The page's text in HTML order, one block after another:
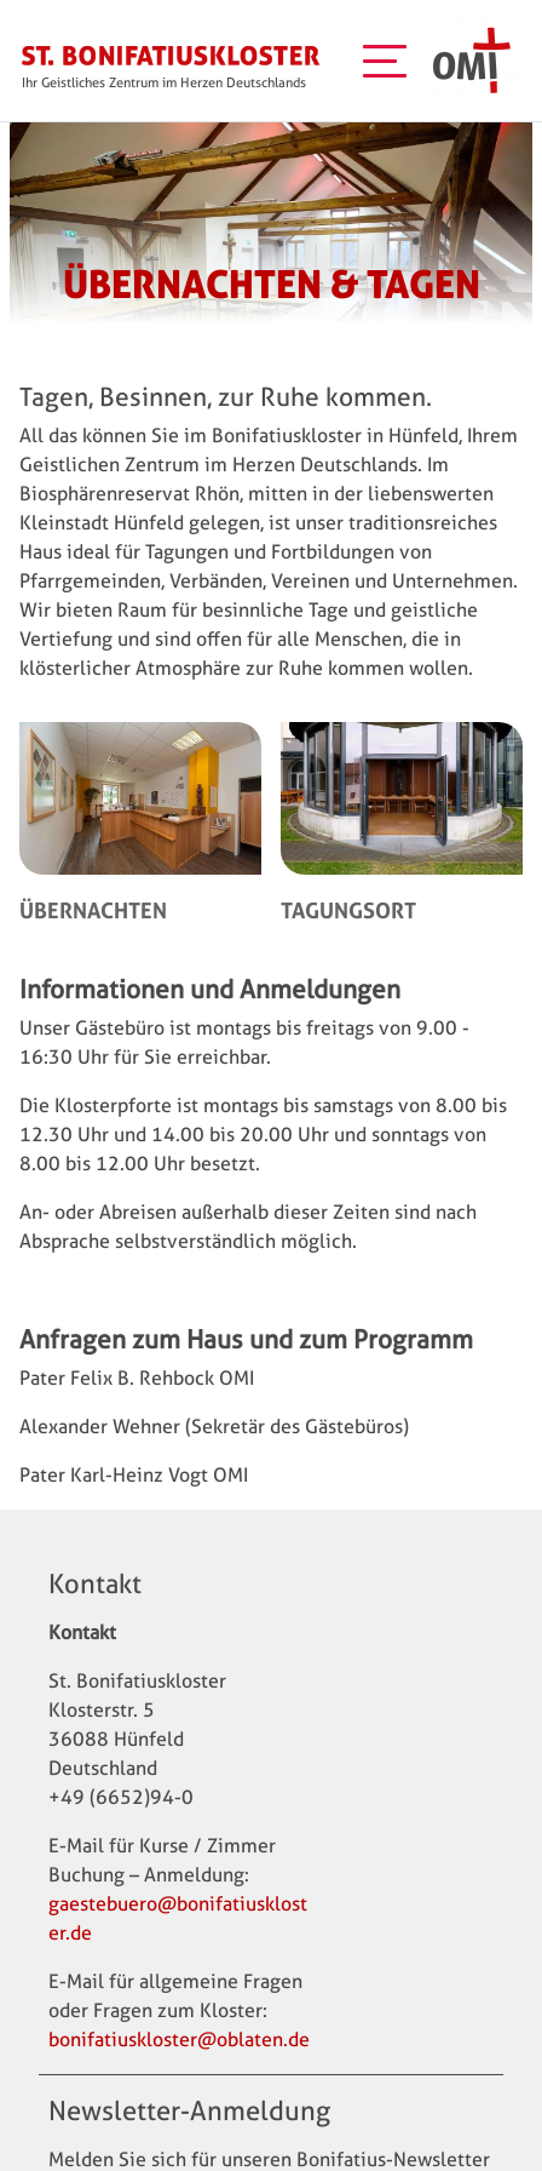
Ihr Geistliches Zentrum im Herzen Deutschlands
ÜBERNACHTEN & TAGEN
Tagen, Besinnen, zur Ruhe kommen.
All das können Sie im Bonifatiuskloster in Hünfeld, Ihrem
Geistlichen Zentrum im Herzen Deutschlands. Im
Biosphärenreservat Rhön, mitten in der liebenswerten
Kleinstadt Hünfeld gelegen, ist unser traditionsreiches
Haus ideal für Tagungen und Fortbildungen von
Pfarrgemeinden, Verbänden, Vereinen und Unternehmen.
Wir bieten Raum für besinnliche Tage und geistliche
Vertiefung und sind offen für alle Menschen, die in
klösterlicher Atmosphäre zur Ruhe kommen wollen.
ÜBERNACHTEN TAGUNGSORT
Informationen und Anmeldungen
Unser Gästebüro ist montags bis freitags von 9.00 -
16:30 Uhr für Sie erreichbar.
Die Klosterpforte ist montags bis samstags von 8.00 bis
12.30 Uhr und 14.00 bis 20.00 Uhr und sonntags von
8.00 bis 12.00 Uhr besetzt.
An- oder Abreisen außerhalb dieser Zeiten sind nach
Absprache selbstverständlich möglich.
Anfragen zum Haus und zum Programm
Pater Felix B. Rehbock OMI
Alexander Wehner (Sekretär des Gästebüros)
Pater Karl-Heinz Vogt OMI
Kontakt
Kontakt
St. Bonifatiuskloster
Klosterstr. 5
36088 Hünfeld
Deutschland
+49 (6652)94-0
E-Mail für Kurse / Zimmer
Buchung – Anmeldung:
gaestebuero@bonifatiusklost
er.de
E-Mail für allgemeine Fragen
oder Fragen zum Kloster:
bonifatiuskloster@oblaten.de
Newsletter-Anmeldung
Melden Sie sich für unseren Bonifatius-Newsletter